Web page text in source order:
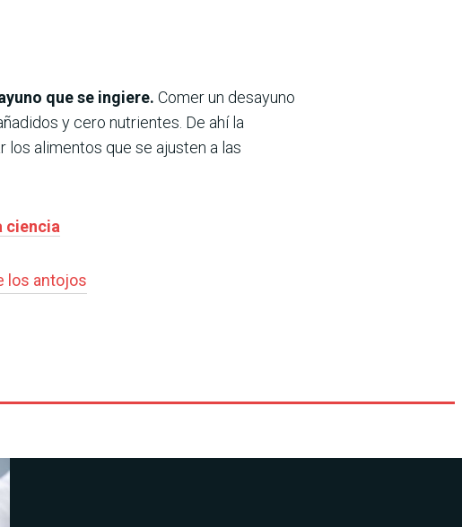
que se ingiere. Comer un desayuno
y cero nutrientes. De ahí la
alimentos que se ajusten a las
ciencia
los antojos